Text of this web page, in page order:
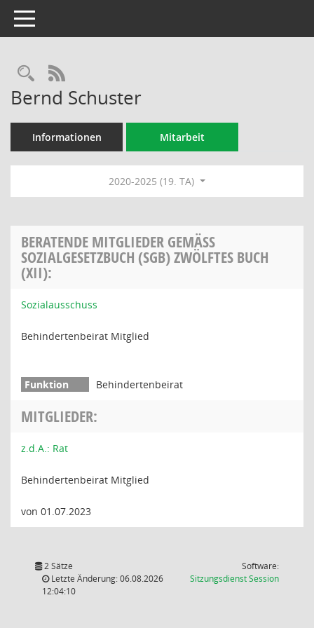
Toggle navigation
Rechercheauswahl
RSS-Feed
Bernd Schuster
Informationen Mitarbeit
2020-2025 (19. TA)
BERATENDE MITGLIEDER GEMÄSS S
OZIALGESETZBUCH (SGB) ZWÖLFTES BUCH (
XII):
Sozialausschuss
Behindertenbeirat Mitglied
Behindertenbeirat
MITGLIEDER:
z.d.A.: Rat
Behindertenbeirat Mitglied
von 01.07.2023
2 Sätze
Letzte Änderung: 06.08.2026
12:04:10
Software:
SitzungsdienstSession(Wird in